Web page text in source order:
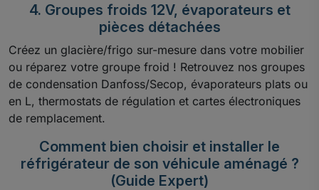
4. Groupes froids 12V, évaporateurs et
pièces détachées
Créez un glacière/frigo sur-mesure dans votre mobilier
ou réparez votre groupe froid ! Retrouvez nos groupes
de condensation Danfoss/Secop, évaporateurs plats ou
en L, thermostats de régulation et cartes électroniques
de remplacement.
Comment bien choisir et installer le
réfrigérateur de son véhicule aménagé ?
(Guide Expert)